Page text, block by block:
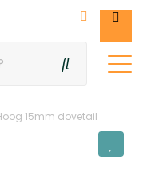
15mm dovetail